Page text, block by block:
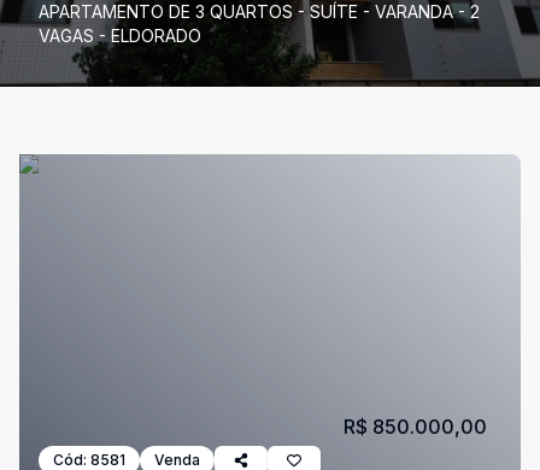
APARTAMENTO DE 3 QUARTOS - SUÍTE - VARANDA - 2
VAGAS - ELDORADO
Cód: 8581 Venda
R$ 850.000,00